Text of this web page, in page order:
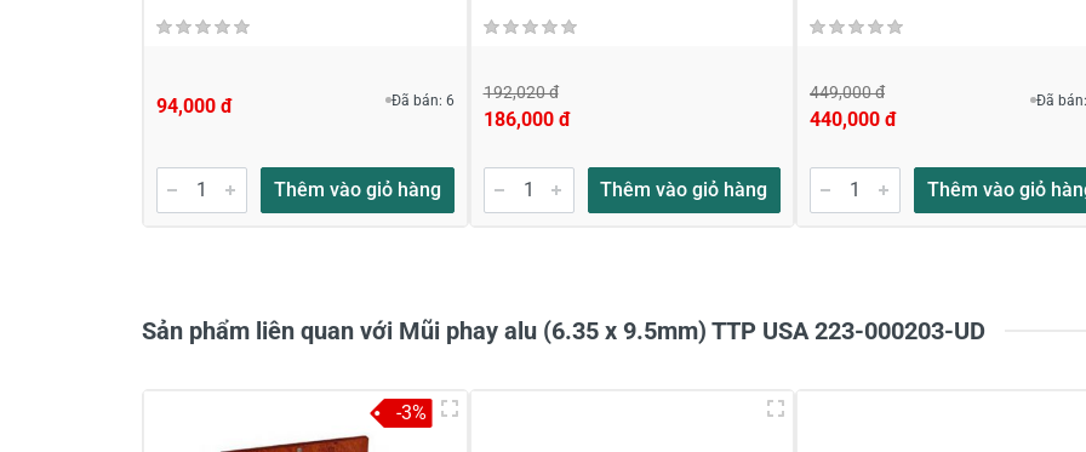
94,000 đ Đã bán: 6
Thêm vào giỏ hàng
192,020 đ
186,000 đ
Thêm vào giỏ hàng
449,000 đ
440,000 đ
Đã
Thêm vào giỏ
Sản phẩm liên quan với Mũi phay alu (6.35 x 9.5mm) TTP USA 223-000203-UD
-3%